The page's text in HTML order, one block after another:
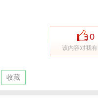
0
该内容对我
收藏